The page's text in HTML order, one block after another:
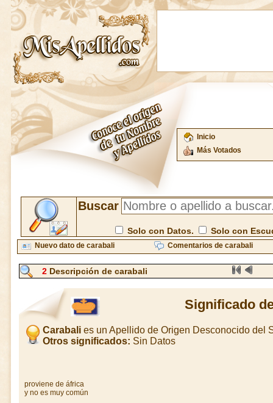
Inicio
Más Votados
Buscar
Solo con Datos. Solo con
Nuevo dato de carabali Comentarios de carabali
2 Descripción de carabali
Significado
Carabalies un Apellido de Origen Desconocido del
Otros significados: Sin Datos
proviene de áfrica
y no es muy común